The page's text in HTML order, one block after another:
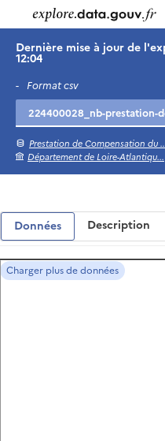
Dernière mise à jour de
12:04
- Format csv
Prestation de Compensation du
Département de Loire-Atlantiqu...
Données Description
Charger plus de données